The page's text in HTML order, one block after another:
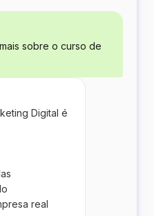
sobre o curso de
Digital é
real